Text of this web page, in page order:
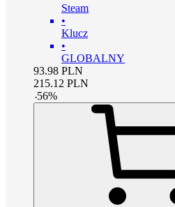
Steam
•
Klucz
•
GLOBALNY
93.98 PLN
215.12 PLN
-56%